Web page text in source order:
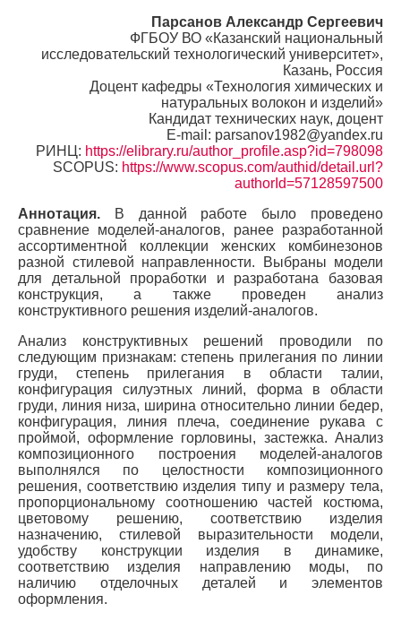
Парсанов Александр Сергеевич
ФГБОУ ВО «Казанский национальный
исследовательский технологический университет»,
Казань, Россия
Доцент кафедры «Технология химических и
натуральных волокон и изделий»
Кандидат технических наук, доцент
E-mail: parsanov1982@yandex.ru
РИНЦ: https://elibrary.ru/author_profile.asp?id=798098
SCOPUS: https://www.scopus.com/authid/detail.url?
authorId=57128597500
Аннотация. В данной работе было проведено
сравнение моделей-аналогов, ранее разработанной
ассортиментной коллекции женских комбинезонов
разной стилевой направленности. Выбраны модели
для детальной проработки и разработана базовая
конструкция, а также проведен анализ
конструктивного решения изделий-аналогов.
Анализ конструктивных решений проводили по
следующим признакам: степень прилегания по линии
груди, степень прилегания в области талии,
конфигурация силуэтных линий, форма в области
груди, линия низа, ширина относительно линии бедер,
конфигурация, линия плеча, соединение рукава с
проймой, оформление горловины, застежка. Анализ
композиционного построения моделей-аналогов
выполнялся по целостности композиционного
решения, соответствию изделия типу и размеру тела,
пропорциональному соотношению частей костюма,
цветовому решению, соответствию изделия
назначению, стилевой выразительности модели,
удобству конструкции изделия в динамике,
соответствию изделия направлению моды, по
наличию отделочных деталей и элементов
оформления.